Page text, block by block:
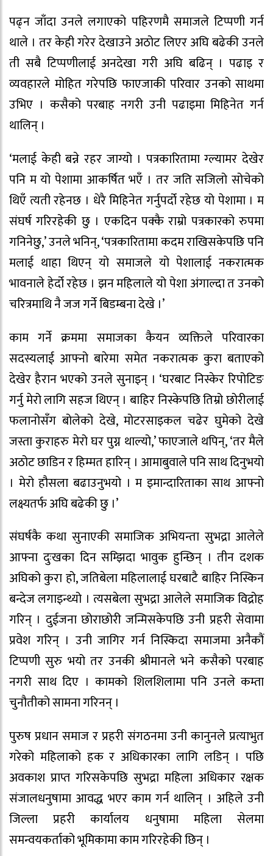
पढ्न जाँदा उनले लगाएको पहिरणमै समाजले टिप्पणी गर्न
थाले । तर केही गरेर देखाउने अठोट लिएर अघि बढेकी उनले
ती सबै टिप्पणीलाई अनदेखा गरी अघि बढिन् । पढाइ र
व्यवहारले मोहित गरेपछि फाएजाकी परिवार उनको साथमा
उभिए । कसैको परबाह नगरी उनी पढाइमा मिहिनेत गर्न
थालिन् ।
‘मलाई केही बन्ने रहर जाग्यो । पत्रकारितामा ग्ल्यामर देखेर
पनि म यो पेशामा आकर्षित भएँ । तर जति सजिलो सोचेको
थिएँ त्यती रहेनछ । धेरै मिहिनेत गर्नुपर्दो रहेछ यो पेशामा । म
संघर्ष गरिरहेकी छु । एकदिन पक्कै राम्रो पत्रकारको रुपमा
गनिनेछु,’ उनले भनिन्, ‘पत्रकारितामा कदम राखिसकेपछि पनि
मलाई थाहा थिएन् यो समाजले यो पेशालाई नकरात्मक
भावनाले हेर्दो रहेछ । झन महिलाले यो पेशा अंगाल्दा त उनको
चरित्रमाथि नै जज गर्ने बिडम्बना देखे ।’
काम गर्ने क्रममा समाजका कैयन व्यक्तिले परिवारका
सदस्यलाई आफ्नो बारेमा समेत नकरात्मक कुरा बताएको
देखेर हैरान भएको उनले सुनाइन् । ‘घरबाट निस्केर रिपोटिङ
गर्नु मेरो लागि सहज थिएन् । बाहिर निस्केपछि तिम्रो छोरीलाई
फलानोसँग बोलेको देखे, मोटरसाइकल चढेर घुमेको देखे
जस्ता कुराहरु मेरो घर पुग्न थाल्यो,’ फाएजाले थपिन्, ‘तर मैले
अठोट छाडिन र हिम्मत हारिन् । आमाबुवाले पनि साथ दिनुभयो
। मेरो हौसला बढाउनुभयो । म इमान्दारिताका साथ आफ्नो
लक्ष्यतर्फ अघि बढेकी छु ।’
संघर्षकै कथा सुनाएकी समाजिक अभियन्ता सुभद्रा आलेले
आफ्ना दुःखका दिन सम्झिदा भावुक हुन्छिन् । तीन दशक
अघिको कुरा हो, जतिबेला महिलालाई घरबाटै बाहिर निस्किन
बन्देज लगाइन्थ्यो । त्यसबेला सुभद्रा आलेले समाजिक विद्रोह
गरिन् । दुईजना छोराछोरी जन्मिसकेपछि उनी प्रहरी सेवामा
प्रवेश गरिन् । उनी जागिर गर्न निस्किदा समाजमा अनैकौं
टिप्पणी सुरु भयो तर उनकी श्रीमानले भने कसैको परबाह
नगरी साथ दिए । कामको शिलशिलामा पनि उनले कम्ता
चुनौतीको सामना गरिनन् ।
पुरुष प्रधान समाज र प्रहरी संगठनमा उनी कानुनले प्रत्याभुत
गरेको महिलाको हक र अधिकारका लागि लडिन् । पछि
अवकाश प्राप्त गरिसकेपछि सुभद्रा महिला अधिकार रक्षक
संजालधनुषामा आवद्ध भएर काम गर्न थालिन् । अहिले उनी
जिल्ला प्रहरी कार्यालय धनुषामा महिला सेलमा
समन्वयकर्ताको भूमिकामा काम गरिरहेकी छिन् ।